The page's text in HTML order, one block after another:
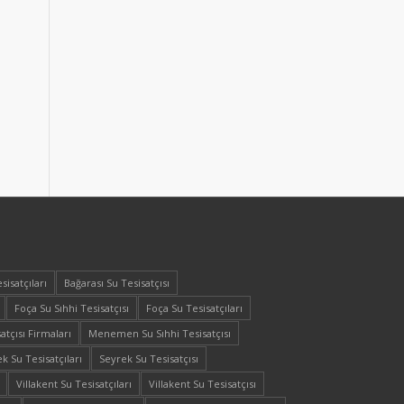
Bağarası Su Tesisatçısı
Foça Su Sıhhi Tesisatçısı
Foça Su Tesisatçıları
Firmaları
Menemen Su Sıhhi Tesisatçısı
Su Tesisatçıları
Seyrek Su Tesisatçısı
Villakent Su Tesisatçıları
Villakent Su Tesisatçısı